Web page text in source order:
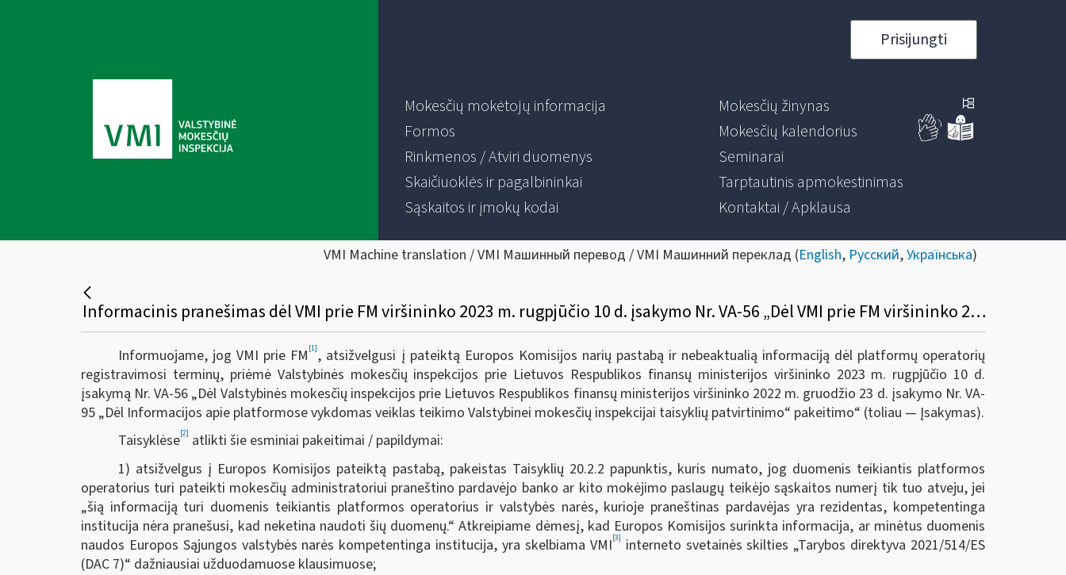
Prisijungti
Mokesčių mokėtojų informacija
Formos
Rinkmenos / Atviri duomenys
Skaičiuoklės ir pagalbininkai
Sąskaitos ir įmokų kodai
Mokesčių žinynas
Mokesčių kalendorius
Seminarai
Tarptautinis apmokestinimas
Kontaktai / Apklausa
VMI Machine translation / VMI Машинный перевод / VMI Машинний переклад (English, Русский,Українська)
Informacinis pranešimas dėl VMI prie FM viršininko 2023 m. rugpjūčio 10 d. įsakymo Nr. VA-56 „Dėl VMI prie FM viršininko 2022 m. gruodžio 23 d. įsakymo Nr. VA-95 „Dėl informacijos apie platformose vykdomas veiklas teikimo VMI taisyklių patvirtinimo“ pakeitimo“
Informuojame, jog VMI prie FM [1], atsižvelgusi į pateiktą Europos Komisijos narių pastabą ir nebeaktualią informaciją dėl platformų operatorių
registravimosi terminų, priėmė Valstybinės mokesčių inspekcijos prie Lietuvos Respublikos finansų ministerijos viršininko 2023 m. rugpjūčio 10 d.
įsakymą Nr. VA-56 „Dėl Valstybinės mokesčių inspekcijos prie Lietuvos Respublikos finansų ministerijos viršininko 2022 m. gruodžio 23 d. įsakymo Nr. VA-
95 „Dėl Informacijos apie platformose vykdomas veiklas teikimo Valstybinei mokesčių inspekcijai taisyklių patvirtinimo“ pakeitimo“ (toliau — Įsakymas).
Taisyklėse[2] atlikti šie esminiai pakeitimai / papildymai:
1) atsižvelgus į Europos Komisijos pateiktą pastabą, pakeistas Taisyklių 20.2.2 papunktis, kuris numato, jog duomenis teikiantis platformos
operatorius turi pateikti mokesčių administratoriui praneštino pardavėjo banko ar kito mokėjimo paslaugų teikėjo sąskaitos numerį tik tuo atveju, jei
„šią informaciją turi duomenis teikiantis platformos operatorius ir valstybės narės, kurioje praneštinas pardavėjas yra rezidentas, kompetentinga
institucija nėra pranešusi, kad neketina naudoti šių duomenų.“ Atkreipiame dėmesį, kad Europos Komisijos surinkta informacija, ar minėtus duomenis
naudos Europos Sąjungos valstybės narės kompetentinga institucija, yra skelbiama VMI[3] interneto svetainės skilties „Tarybos direktyva 2021/514/ES
(DAC 7)“ dažniausiai užduodamuose klausimuose;